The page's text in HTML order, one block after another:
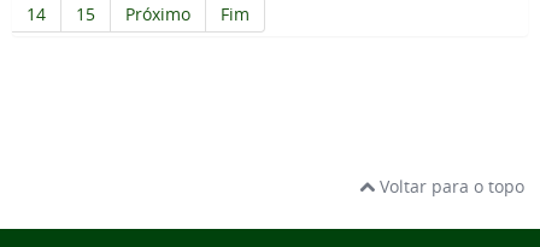
14
15 Próximo Fim
Voltar para o topo